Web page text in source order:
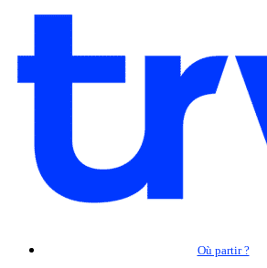
Où partir ?